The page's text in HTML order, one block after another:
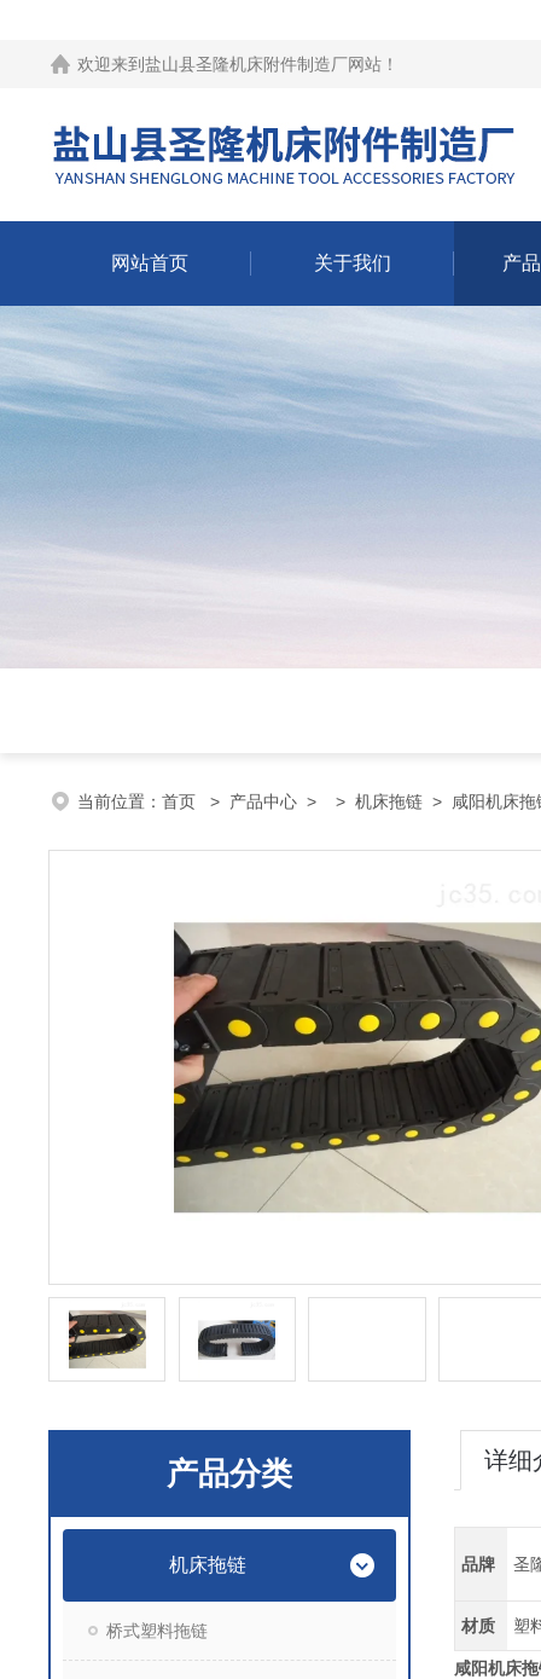
欢迎来到 盐山县圣隆机床附件制造厂网站 ！
网站首页 关于我们 产
当前位置： 首页 > 产品中心 > > 机床拖链 > 咸阳机床拖
产品分类
机床拖链
桥式塑料拖链
详细
品牌 圣
材质 塑
咸阳机床